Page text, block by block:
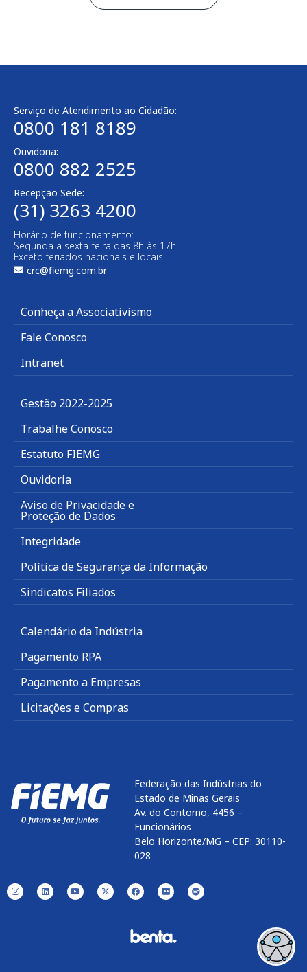
Serviço de Atendimento ao Cidadão:
0800 181 8189
Ouvidoria:
0800 882 2525
Recepção Sede:
(31) 3263 4200
Horário de funcionamento:
Segunda a sexta-feira das 8h às 17h
Exceto feriados nacionais e locais.
crc@fiemg.com.br
Conheça a Associativismo
Fale Conosco
Intranet
Gestão 2022-2025
Trabalhe Conosco
Estatuto FIEMG
Ouvidoria
Aviso de Privacidade e
Proteção de Dados
Integridade
Política de Segurança da Informação
Sindicatos Filiados
Calendário da Indústria
Pagamento RPA
Pagamento a Empresas
Licitações e Compras
Federação das Indústrias do
Estado de Minas Gerais
Av. do Contorno, 4456 –
Funcionários
Belo Horizonte/MG – CEP: 30110-
028